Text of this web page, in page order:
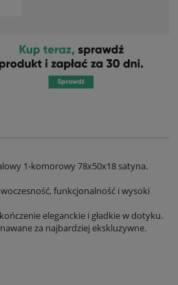
1-komorowy 78x50x18 satyna.
funkcjonalność i wysoki
eleganckie i gładkie w dotyku.
za najbardziej ekskluzywne.